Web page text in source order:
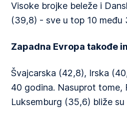
Visoke brojke beleže i
(39,8) - sve u top 10 među
Zapadna Evropa takođe
Švajcarska (42,8), Irska
40 godina. Nasuprot tome,
Luksemburg (35,6) bliže